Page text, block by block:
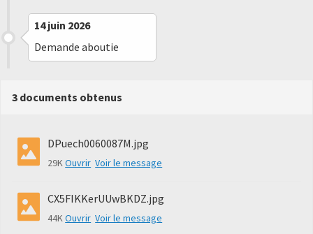
14 juin 2026
Demande aboutie
3 documents obtenus
DPuech0060087M.jpg
29KOuvrir Voir le message
CX5FIKKerUUwBKDZ.jpg
44KOuvrir Voir le message